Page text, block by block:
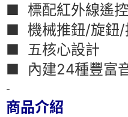
■ 標配紅外線遙
■ 機械推鈕/旋鈕/
■ 五核心設計
■ 內建24種豐富
-
商品介紹